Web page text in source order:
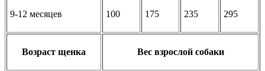
9-12 месяцев 100 175 235 295
Возраст щенка Вес взрослой собаки